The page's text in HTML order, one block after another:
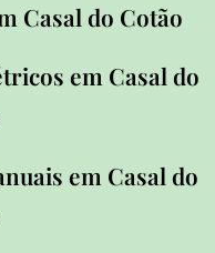
Casal do Cotão
em Casal do
em Casal do